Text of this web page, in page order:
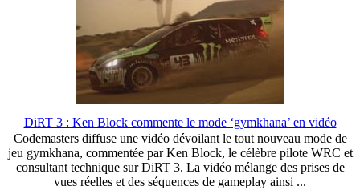
DiRT 3 : Ken Block commente le mode ‘gymkhana’ en vidéo
Codemasters diffuse une vidéo dévoilant le tout nouveau mode de
jeu gymkhana, commentée par Ken Block, le célèbre pilote WRC et
consultant technique sur DiRT 3. La vidéo mélange des prises de
vues réelles et des séquences de gameplay ainsi ...